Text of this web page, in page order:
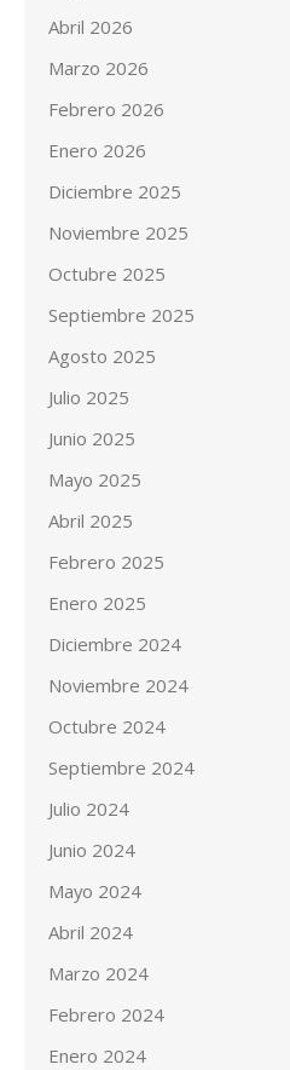
Abril 2026
Marzo 2026
Febrero 2026
Enero 2026
Diciembre 2025
Noviembre 2025
Octubre 2025
Septiembre 2025
Agosto 2025
Julio 2025
Junio 2025
Mayo 2025
Abril 2025
Febrero 2025
Enero 2025
Diciembre 2024
Noviembre 2024
Octubre 2024
Septiembre 2024
Julio 2024
Junio 2024
Mayo 2024
Abril 2024
Marzo 2024
Febrero 2024
Enero 2024